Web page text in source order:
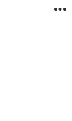
no
de e-mail.
uma